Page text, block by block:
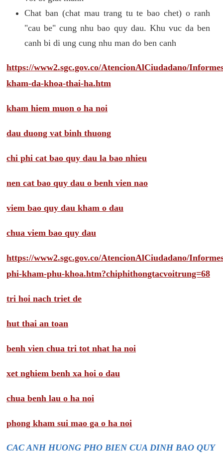
Chat ban (chat mau trang tu te bao chet) o ranh
"cau be" cung nhu bao quy dau. Khu vuc da ben
canh bi di ung cung nhu man do ben canh
https://www2.sgc.gov.co/AtencionAlCiudadano/
kham-da-khoa-thai-ha.htm
kham hiem muon o ha noi
dau duong vat binh thuong
chi phi cat bao quy dau la bao nhieu
nen cat bao quy dau o benh vien nao
viem bao quy dau kham o dau
chua viem bao quy dau
https://www2.sgc.gov.co/AtencionAlCiudadano/
phi-kham-phu-khoa.htm?chiphithongtacvoitrung=68
tri hoi nach triet de
hut thai an toan
benh vien chua tri tot nhat ha noi
xet nghiem benh xa hoi o dau
chua benh lau o ha noi
phong kham sui mao ga o ha noi
CAC ANH HUONG PHO BIEN CUA DINH BAO QUY